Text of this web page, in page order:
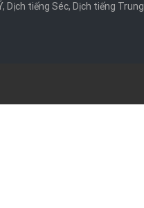
, Dịch tiếng Séc, Dịch tiếng Trung